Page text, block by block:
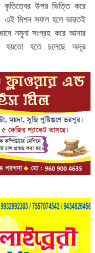
কৃতিত্বের উপর ভিত্তি করে
এই মিশন সফল হলে ভারতই
নমুনা সংগ্রহ করে আনার
হয়তো হতে চলেছে অদূর